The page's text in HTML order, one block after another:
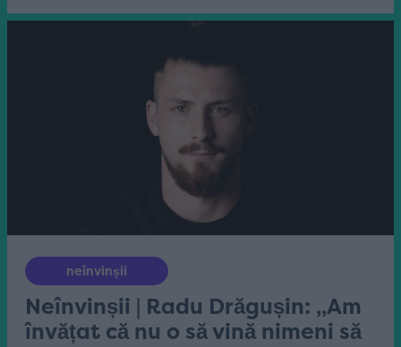
neînvinșii
Neînvinșii | Radu Drăgușin: „Am
învățat că nu o să vină nimeni să